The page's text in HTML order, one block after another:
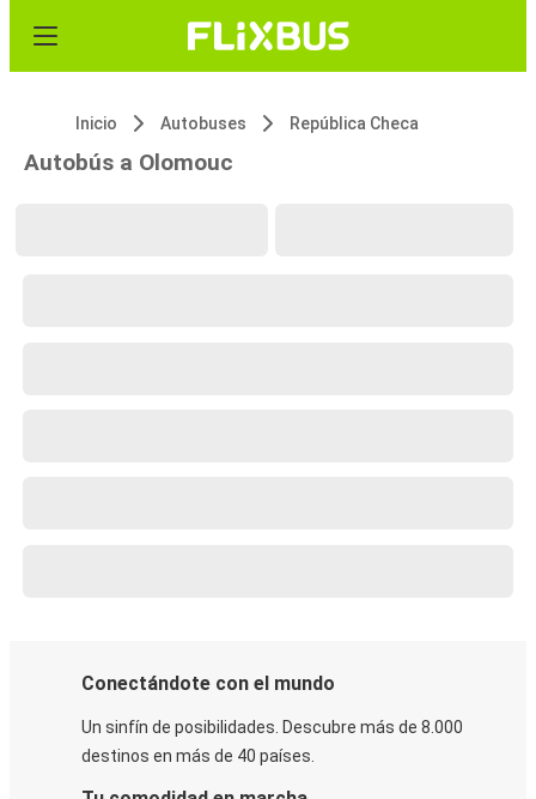
Inicio Autobuses República Checa
Autobús a Olomouc
Conectándote con el mundo
Un sinfín de posibilidades. Descubre más de 8.000
destinos en más de 40 países.